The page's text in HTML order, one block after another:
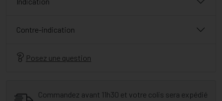
Contre-indication
Posez une question
Commandez avant 11h30 et votre colis sera expédié